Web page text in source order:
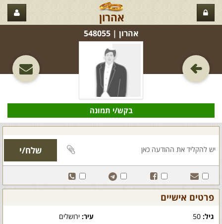
אהרון
אהרון‏ | 548055
בקש/י תמונה
פרטים אישיים
גיל: עיר:ירושלים